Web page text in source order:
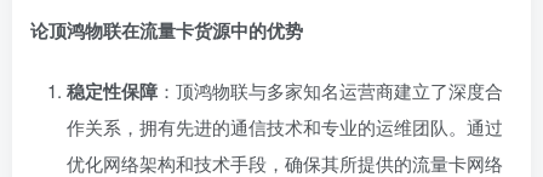
论顶鸿物联在流量卡货源中的优势
稳定性保障 ：顶鸿物联与多家知名运营商建立了深度合
作关系，拥有先进的通信技术和专业的运维团队。通过
优化网络架构和技术手段，确保其所提供的流量卡网络